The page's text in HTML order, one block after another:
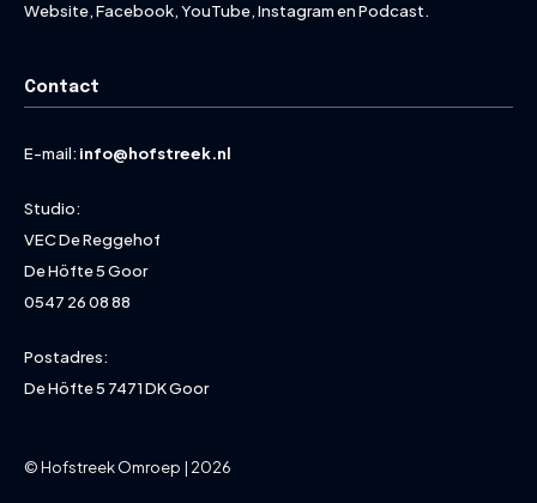
Website, Facebook, YouTube, Instagram en Podcast.
Contact
E-mail: info@hofstreek.nl
Studio:
VEC De Reggehof
De Höfte 5 Goor
0547 26 08 88
Postadres:
De Höfte 5 7471 DK Goor
© Hofstreek Omroep | 2026